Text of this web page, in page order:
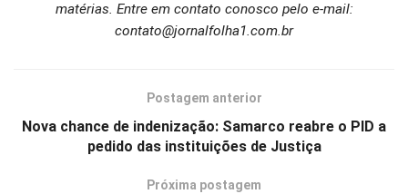
matérias. Entre em contato conosco pelo e-mail:
contato@jornalfolha1.com.br
Postagem anterior
Nova chance de indenização: Samarco reabre o PID a
pedido das instituições de Justiça
Próxima postagem